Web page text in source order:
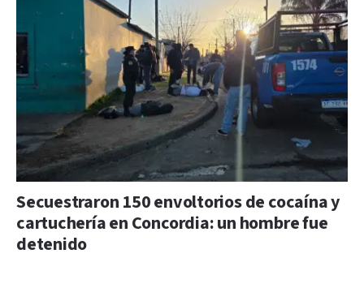
Secuestraron 150 envoltorios de cocaína y
cartuchería en Concordia: un hombre fue
detenido